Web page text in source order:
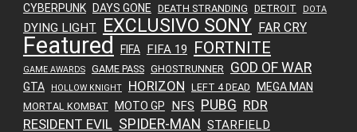
CYBERPUNK DAYS GONE DEATH STRANDING DETROIT DOTA
DYING LIGHT EXCLUSIVO SONY FAR CRY
Featured FIFA FIFA 19 FORTNITE
GAME AWARDS GAME PASS GHOSTRUNNER GOD OF WAR
GTA HOLLOW KNIGHT HORIZON LEFT 4 DEAD MEGA MAN
MORTAL KOMBAT MOTO GP NFS PUBG RDR
RESIDENT EVIL SPIDER-MAN STARFIELD